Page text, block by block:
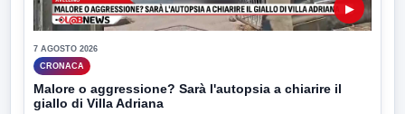
▶
7 AGOSTO 2026
CRONACA
Malore o aggressione? Sarà l'autopsia a chiarire il
giallo di Villa Adriana